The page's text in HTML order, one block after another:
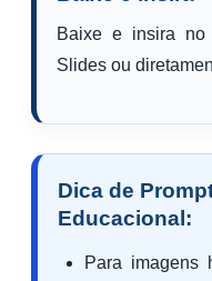
Baixe e insira no
Slides ou
Dica de
Educacional:
Para imagens